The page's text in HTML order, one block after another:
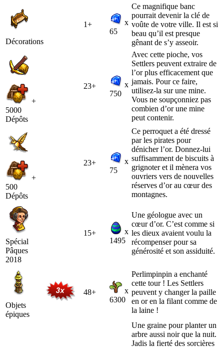
Décorations
1+
x
65
Ce magnifique banc
pourrait devenir la clé de
voûte de votre ville. Il est si
beau qu’il est presque
gênant de s’y asseoir.
+
5000
Dépôts
23+
x
750
Avec cette pioche, vos
Settlers peuvent extraire de
l’or plus efficacement que
jamais. Pour ce faire,
utilisez-la sur une mine.
Vous ne soupçonniez pas
combien d’or une mine
peut contenir.
+
500
Dépôts
23+
x
75
Ce perroquet a été dressé
par les pirates pour
dénicher l’or. Donnez-lui
suffisamment de biscuits à
grignoter et il mènera vos
ouvriers vers de nouvelles
réserves d’or au cœur des
montagnes.
Spécial
Pâques
2018
15+
x
1495
Une géologue avec un
cœur d’or. C’est comme si
les dieux avaient voulu la
récompenser pour sa
générosité et son assiduité.
Objets
épiques
48+
x
6300
Perlimpinpin a enchanté
cette tour ! Les Settlers
peuvent y changer la paille
en or en la filant comme de
la laine !
Une graine pour planter un
arbre aussi noir que la nuit.
Jadis la fierté des sorcières